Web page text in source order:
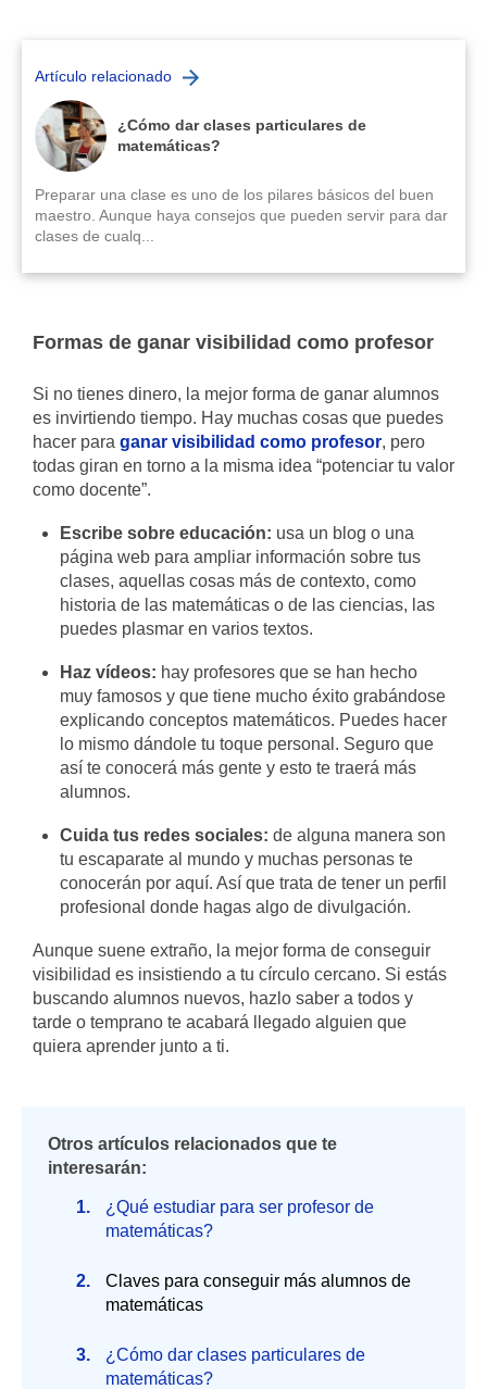
Artículo relacionado
¿Cómo dar clases particulares de
matemáticas?
Preparar una clase es uno de los pilares básicos del buen
maestro. Aunque haya consejos que pueden servir para dar
clases de cualq...
Formas de ganar visibilidad como profesor
Si no tienes dinero, la mejor forma de ganar alumnos
es invirtiendo tiempo. Hay muchas cosas que puedes
hacer para ganar visibilidad como profesor, pero
todas giran en torno a la misma idea “potenciar tu valor
como docente”.
Escribe sobre educación: usa un blog o una
página web para ampliar información sobre tus
clases, aquellas cosas más de contexto, como
historia de las matemáticas o de las ciencias, las
puedes plasmar en varios textos.
Haz vídeos: hay profesores que se han hecho
muy famosos y que tiene mucho éxito grabándose
explicando conceptos matemáticos. Puedes hacer
lo mismo dándole tu toque personal. Seguro que
así te conocerá más gente y esto te traerá más
alumnos.
Cuida tus redes sociales: de alguna manera son
tu escaparate al mundo y muchas personas te
conocerán por aquí. Así que trata de tener un perfil
profesional donde hagas algo de divulgación.
Aunque suene extraño, la mejor forma de conseguir
visibilidad es insistiendo a tu círculo cercano. Si estás
buscando alumnos nuevos, hazlo saber a todos y
tarde o temprano te acabará llegado alguien que
quiera aprender junto a ti.
Otros artículos relacionados que te
interesarán:
¿Qué estudiar para ser profesor de
matemáticas?
Claves para conseguir más alumnos de
matemáticas
¿Cómo dar clases particulares de
matemáticas?